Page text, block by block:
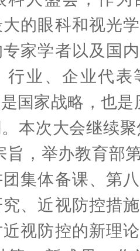
的眼科和视光
家学者以及国
行业、企业代表
国家战略，也
本次大会继续
旨，举办教育部
集体备课、第
、近视防控措
视防控的新理